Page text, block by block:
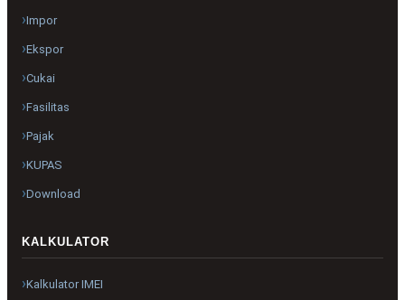
Impor
Ekspor
Cukai
Fasilitas
Pajak
KUPAS
Download
KALKULATOR
Kalkulator IMEI